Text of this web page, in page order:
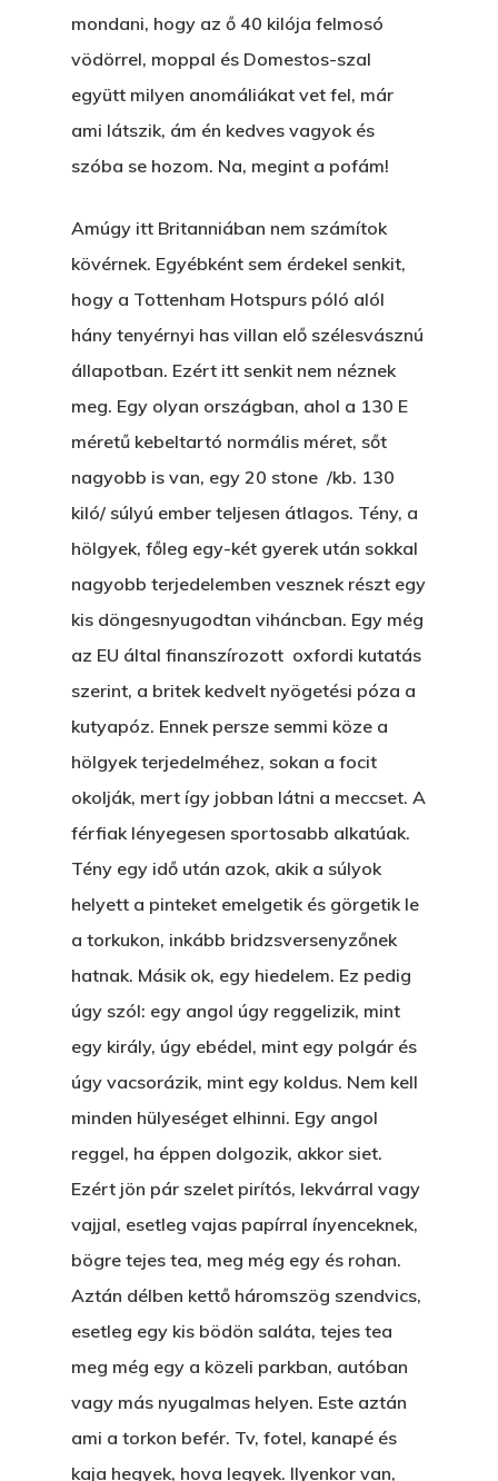
mondani, hogy az ő 40 kilója felmosó
vödörrel, moppal és Domestos-szal
együtt milyen anomáliákat vet fel, már
ami látszik, ám én kedves vagyok és
szóba se hozom. Na, megint a pofám!
Amúgy itt Britanniában nem számítok
kövérnek. Egyébként sem érdekel senkit,
hogy a Tottenham Hotspurs póló alól
hány tenyérnyi has villan elő szélesvásznú
állapotban. Ezért itt senkit nem néznek
meg. Egy olyan országban, ahol a 130 E
méretű kebeltartó normális méret, sőt
nagyobb is van, egy 20 stone /kb. 130
kiló/ súlyú ember teljesen átlagos. Tény, a
hölgyek, főleg egy-két gyerek után sokkal
nagyobb terjedelemben vesznek részt egy
kis döngesnyugodtan viháncban. Egy még
az EU által finanszírozott oxfordi kutatás
szerint, a britek kedvelt nyögetési póza a
kutyapóz. Ennek persze semmi köze a
hölgyek terjedelméhez, sokan a focit
okolják, mert így jobban látni a meccset. A
férfiak lényegesen sportosabb alkatúak.
Tény egy idő után azok, akik a súlyok
helyett a pinteket emelgetik és görgetik le
a torkukon, inkább bridzsversenyzőnek
hatnak. Másik ok, egy hiedelem. Ez pedig
úgy szól: egy angol úgy reggelizik, mint
egy király, úgy ebédel, mint egy polgár és
úgy vacsorázik, mint egy koldus. Nem kell
minden hülyeséget elhinni. Egy angol
reggel, ha éppen dolgozik, akkor siet.
Ezért jön pár szelet pirítós, lekvárral vagy
vajjal, esetleg vajas papírral ínyenceknek,
bögre tejes tea, meg még egy és rohan.
Aztán délben kettő háromszög szendvics,
esetleg egy kis bödön saláta, tejes tea
meg még egy a közeli parkban, autóban
vagy más nyugalmas helyen. Este aztán
ami a torkon befér. Tv, fotel, kanapé és
kaja hegyek, hova legyek. Ilyenkor van,